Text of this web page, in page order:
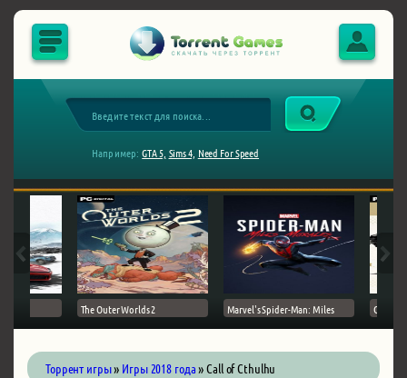
Например: GTA 5, Sims 4, Need For Speed
The Outer Worlds 2 Marvel's Spider-Man: Miles Ghost
Торрент игры» Игры 2018 года» Call of Cthulhu